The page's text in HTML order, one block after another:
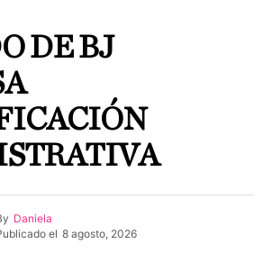
DE BJ
Daniela
el 8 agosto, 2026